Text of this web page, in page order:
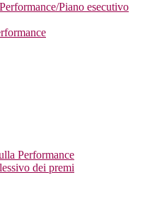
Piano esecutivo
Performance
dei premi